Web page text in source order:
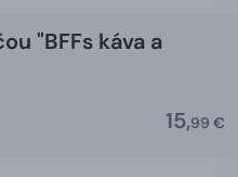
"BFFs káva a
15,99 €